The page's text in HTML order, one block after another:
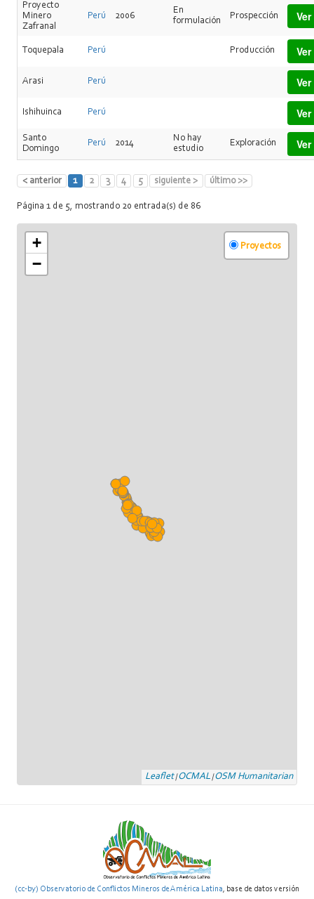
Proyecto
Minero
Zafranal
Perú 2006
En
formulación
Prospección Ver
Toquepala Perú Producción Ver
Arasi Perú Ver
Ishihuinca Perú Ver
Santo
Domingo
Perú 2014
No hay
estudio
Exploración Ver
< anterior 1 2 3 4 5 siguiente > último >>
Página 1 de 5, mostrando 20 entrada(s) de 86
+
−
Proyectos
Leaflet|OCMAL|OSM Humanitarian
(cc-by) Observatorio de Conflictos Mineros de América Latina, base de datos versión